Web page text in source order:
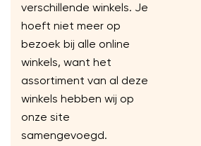
verschillende winkels. Je
hoeft niet meer op
bezoek bij alle online
winkels, want het
assortiment van al deze
winkels hebben wij op
onze site
samengevoegd.